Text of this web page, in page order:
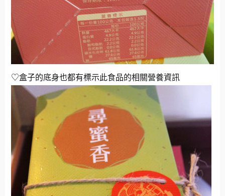
♡盒子的底身也都有標示此食品的相關營養資訊